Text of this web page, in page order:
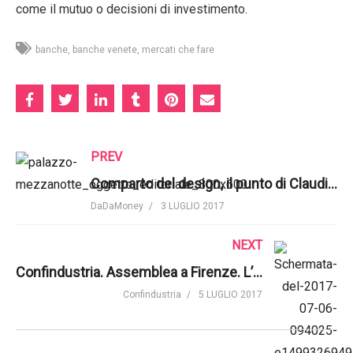
come il mutuo o decisioni di investimento.
banche banche venete mercati che fare
PREV
Comparto del design, il punto di Claudio Feltrin, Assarredo | Pambianco
DaDaMoney 3 LUGLIO 2017
NEXT
Confindustria. Assemblea a Firenze. L’intervento del Presidente Boccia
Confindustria 5 LUGLIO 2017